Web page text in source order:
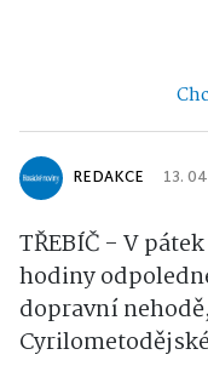
REDAKCE 13.
TŘEBÍČ - V
hodiny
dopravní